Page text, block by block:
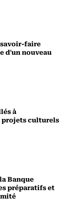
faire
d'un nouveau
à
projets culturels
Banque
préparatifs et